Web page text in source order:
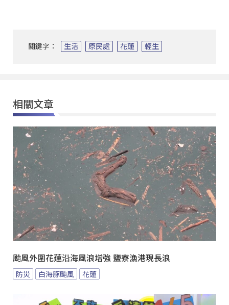
關鍵字： 生活 原民處 花蓮 輕生
相關文章
颱風外圍花蓮沿海風浪增強 鹽寮漁港現長浪
防災 白海豚颱風 花蓮